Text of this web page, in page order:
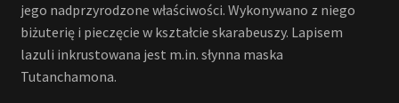
jego nadprzyrodzone właściwości. Wykonywano z niego
biżuterię i pieczęcie w kształcie skarabeuszy. Lapisem
lazuli inkrustowana jest m.in. słynna maska
Tutanchamona.